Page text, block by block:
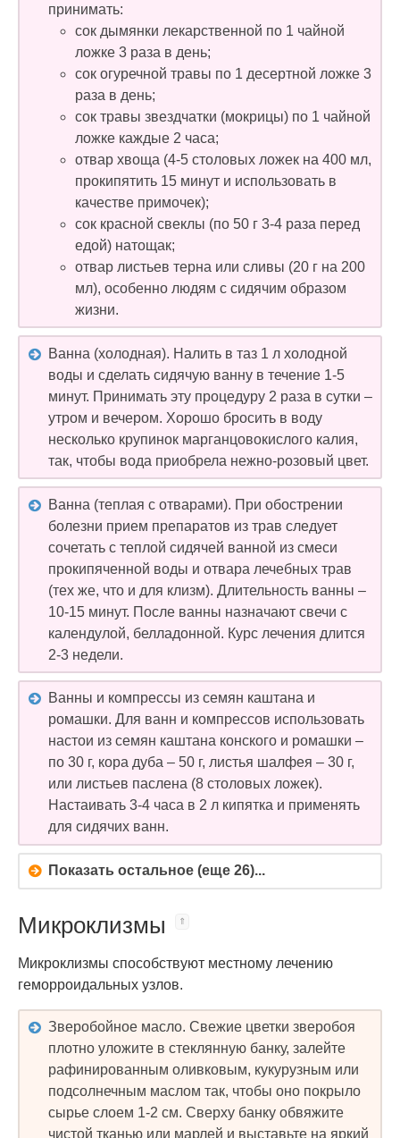
принимать:
сок дымянки лекарственной по 1 чайной
ложке 3 раза в день;
сок огуречной травы по 1 десертной ложке 3
раза в день;
сок травы звездчатки (мокрицы) по 1 чайной
ложке каждые 2 часа;
отвар хвоща (4-5 столовых ложек на 400 мл,
прокипятить 15 минут и использовать в
качестве примочек);
сок красной свеклы (по 50 г 3-4 раза перед
едой) натощак;
отвар листьев терна или сливы (20 г на 200
мл), особенно людям с сидячим образом
жизни.
Ванна (холодная). Налить в таз 1 л холодной
воды и сделать сидячую ванну в течение 1-5
минут. Принимать эту процедуру 2 раза в сутки –
утром и вечером. Хорошо бросить в воду
несколько крупинок марганцовокислого калия,
так, чтобы вода приобрела нежно-розовый цвет.
Ванна (теплая с отварами). При обострении
болезни прием препаратов из трав следует
сочетать с теплой сидячей ванной из смеси
прокипяченной воды и отвара лечебных трав
(тех же, что и для клизм). Длительность ванны –
10-15 минут. После ванны назначают свечи с
календулой, белладонной. Курс лечения длится
2-3 недели.
Ванны и компрессы из семян каштана и
ромашки. Для ванн и компрессов использовать
настои из семян каштана конского и ромашки –
по 30 г, кора дуба – 50 г, листья шалфея – 30 г,
или листьев паслена (8 столовых ложек).
Настаивать 3-4 часа в 2 л кипятка и применять
для сидячих ванн.
Показать остальное (еще 26)...
Микроклизмы
Микроклизмы способствуют местному лечению
геморроидальных узлов.
Зверобойное масло. Свежие цветки зверобоя
плотно уложите в стеклянную банку, залейте
рафинированным оливковым, кукурузным или
подсолнечным маслом так, чтобы оно покрыло
сырье слоем 1-2 см. Сверху банку обвяжите
чистой тканью или марлей и выставьте на яркий